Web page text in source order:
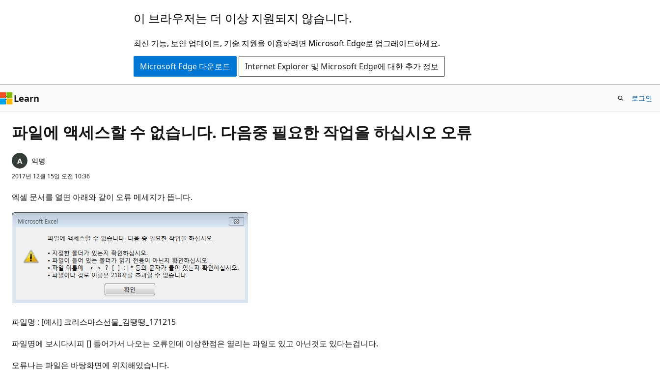
로
건
너
기
이 브라우저는 더 이상 지원되지 않습니다.
최신 기능, 보안 업데이트, 기술 지원을 이용하려면 Microsoft Edge로 업그레이드하세요.
Microsoft Edge 다운로드 Internet Explorer 및 Microsoft Edge에 대한 추가 정보
Learn 로그인
파일에 액세스할 수 없습니다. 다음중 필요한 작업을 하십시오 오류
익명
2017년 12월 15일 오전 10:36
엑셀 문서를 열면 아래와 같이 오류 메세지가 뜹니다.
파일명 : [예시] 크리스마스선물_김땡땡_171215
파일명에 보시다시피 [] 들어가서 나오는 오류인데 이상한점은 열리는 파일도 있고 아닌것도 있다는겁니다.
오류나는 파일은 바탕화면에 위치해있습니다.